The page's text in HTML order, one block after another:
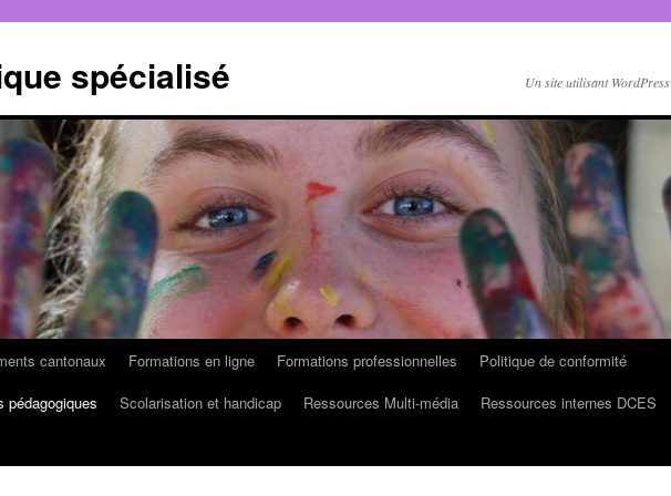
spécialisé Un site utilisant WordPress
cantonaux Formations en ligne Formations professionnelles
Politique de conformité
pédagogiques Scolarisation et handicap Ressources Multi-média
Ressources internes DCES